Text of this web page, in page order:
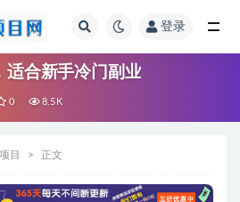
登录
适合新手冷门副业
0 8.5K
目 正文